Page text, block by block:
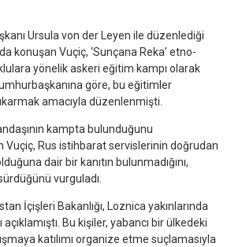
Ursula von der Leyen ile düzenlediği
konuşan Vuçiç, ‘Sunçana Reka’ etno-
yönelik askeri eğitim kampı olarak
göre, bu eğitimler
amacıyla düzenlenmişti.
kampta bulunduğunu
Vuçiç, Rus istihbarat servislerinin doğrudan
dair bir kanıtın bulunmadığını,
vurguladı.
İçişleri Bakanlığı, Loznica yakınlarında
açıklamıştı. Bu kişiler, yabancı bir ülkedeki
katılımı organize etme suçlamasıyla